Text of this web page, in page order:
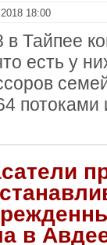
18:00
Тайпее
есть у
потоками
в